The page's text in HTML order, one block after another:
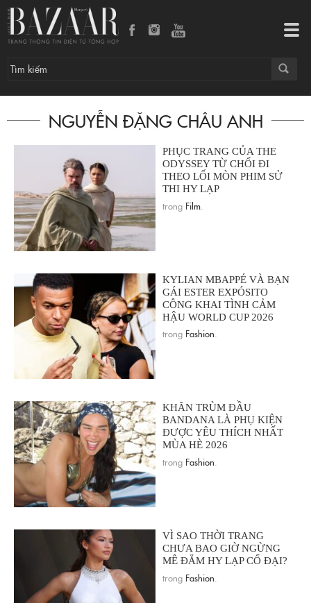
NGUYỄN ĐẶNG CHÂU ANH
PHỤC TRANG CỦA THE
ODYSSEY TỪ CHỐI ĐI
THEO LỐI MÒN PHIM SỬ
THI HY LẠP
trong Film
KYLIAN MBAPPÉ VÀ BẠN
GÁI ESTER EXPÓSITO
CÔNG KHAI TÌNH CẢM
HẬU WORLD CUP 2026
trong Fashion
KHĂN TRÙM ĐẦU
BANDANA LÀ PHỤ KIỆN
ĐƯỢC YÊU THÍCH NHẤT
MÙA HÈ 2026
trong Fashion
VÌ SAO THỜI TRANG
CHƯA BAO GIỜ NGỪNG
MÊ ĐẮM HY LẠP CỔ ĐẠI?
trong Fashion